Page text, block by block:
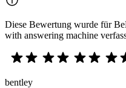
Diese Bewertung wurde für
with answering machine
bentley